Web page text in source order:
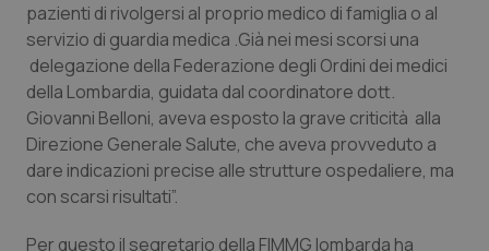
Lombardia
Marche
Molise
Piemonte
Provincia Autonoma di Bolzano
Dolore
Donna & Salute
Epatiti
HIV
Infezioni & Febbre
pazienti di rivolgersi al proprio medico di famiglia o al
servizio di guardia medica .Già nei mesi scorsi una
delegazione della Federazione degli Ordini dei medici
della Lombardia, guidata dal coordinatore dott.
Giovanni Belloni, aveva esposto la grave criticità alla
Direzione Generale Salute, che aveva provveduto a
dare indicazioni precise alle strutture ospedaliere, ma
con scarsi risultati”.
Per questo il segretario della FIMMG lombarda ha